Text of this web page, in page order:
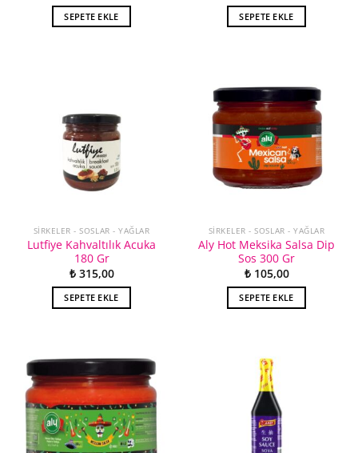
SEPETE EKLE SEPETE EKLE
SIRKELER - SOSLAR - YAĞLAR
Lutfiye Kahvaltılık Acuka
180 Gr
₺315,00
SEPETE EKLE
SIRKELER - SOSLAR - YAĞLAR
Aly Hot Meksika Salsa Dip
Sos 300 Gr
₺105,00
SEPETE EKLE